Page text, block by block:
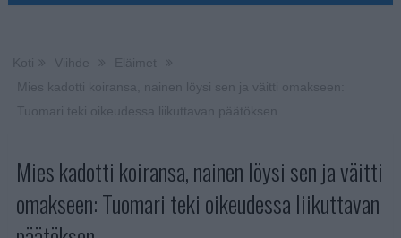
Mies kadotti koiransa, nainen löysi sen ja väitti
omakseen: Tuomari teki oikeudessa liikuttavan